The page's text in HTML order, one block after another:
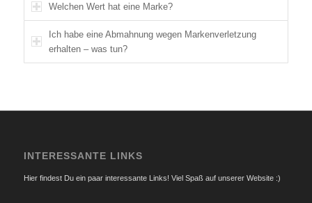
Welchen Wert hat eine Marke?
Ich habe eine Abmahnung wegen Markenverletzung
erhalten – was tun?
INTERESSANTE LINKS
Hier findest Du ein paar interessante Links! Viel Spaß auf unserer Website :)